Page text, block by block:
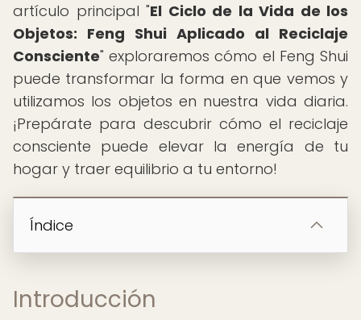
artículo principal "El Ciclo de la Vida de los
Objetos: Feng Shui Aplicado al Reciclaje
Consciente" exploraremos cómo el Feng Shui
puede transformar la forma en que vemos y
utilizamos los objetos en nuestra vida diaria.
¡Prepárate para descubrir cómo el reciclaje
consciente puede elevar la energía de tu
hogar y traer equilibrio a tu entorno!
Índice
Introducción